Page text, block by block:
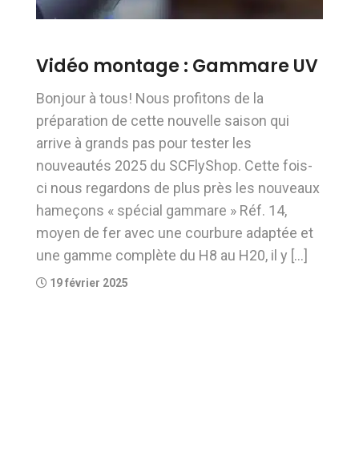
Vidéo montage : Gammare UV
Bonjour à tous! Nous profitons de la
préparation de cette nouvelle saison qui
arrive à grands pas pour tester les
nouveautés 2025 du SCFlyShop. Cette fois-
ci nous regardons de plus près les nouveaux
hameçons « spécial gammare » Réf. 14,
moyen de fer avec une courbure adaptée et
une gamme complète du H8 au H20, il y […]
19 février 2025